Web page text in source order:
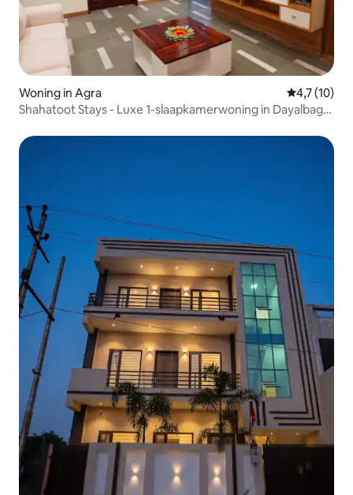
Woning in Agra
4,7 (10)
Shahatoot Stays - Luxe 1-slaapkamerwoning in Dayalbagh,